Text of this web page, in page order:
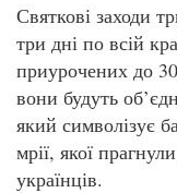
Святкові заходи
три дні по всій
приурочених до
вони будуть
який символізує
мрії, якої
українців.